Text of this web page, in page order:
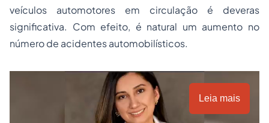
veículos automotores em circulação é deveras
significativa. Com efeito, é natural um aumento no
número de acidentes automobilísticos.
Leia mais